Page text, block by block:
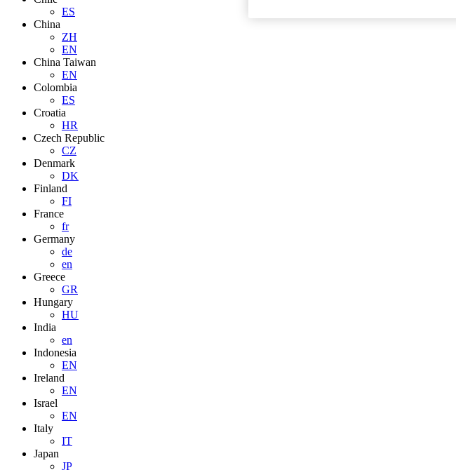
ES
China
ZH
EN
China Taiwan
EN
Colombia
ES
Croatia
HR
Czech Republic
CZ
Denmark
DK
Finland
FI
France
fr
Germany
de
en
Greece
GR
Hungary
HU
India
en
Indonesia
EN
Ireland
EN
Israel
EN
Italy
IT
Japan
JP